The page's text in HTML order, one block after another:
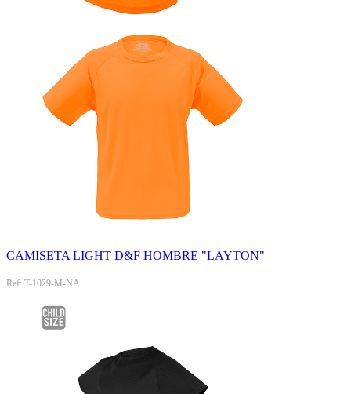
CAMISETA LIGHT D&F HOMBRE "LAYTON"
Ref: T-1029-M-NA